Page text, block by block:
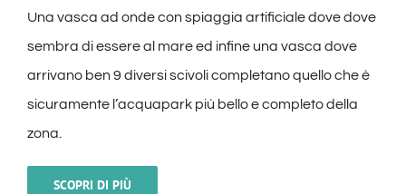
Una vasca ad onde con spiaggia artificiale dove dove
sembra di essere al mare ed infine una vasca dove
arrivano ben 9 diversi scivoli completano quello che è
sicuramente l’acquapark più bello e completo della
zona.
SCOPRI DI PIÙ